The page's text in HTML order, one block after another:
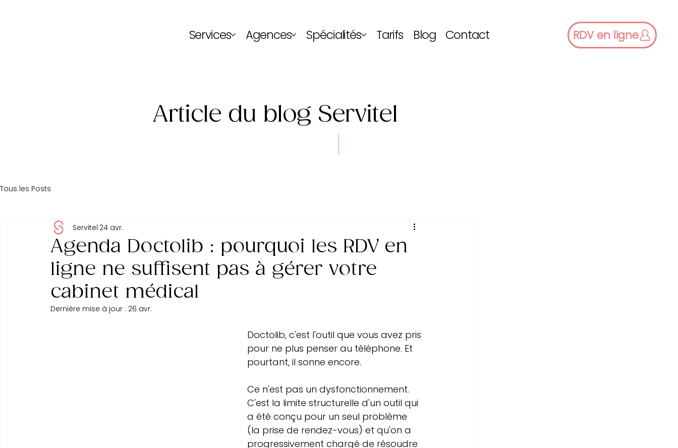
Services Agences Spécialités Tarifs Blog Contact RDV en ligne
Article du blog Servitel
Tous les Posts
Agenda Doctolib : pourquoi les RDV en
ligne ne suffisent pas à gérer votre
cabinet médical
Servitel 24 avr.
Dernière mise à jour : 26 avr.
Doctolib, c'est l'outil que vous avez pris
pour ne plus penser au téléphone. Et
pourtant, il sonne encore.
Ce n'est pas un dysfonctionnement.
C'est la limite structurelle d'un outil qui
a été conçu pour un seul problème
(la prise de rendez-vous) et qu'on a
progressivement chargé de résoudre